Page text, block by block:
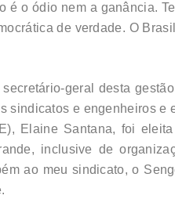
o ódio nem a ganância.
de verdade. O
geral desta
e engenheiros e
Elaine Santana, foi
inclusive de
ao meu sindicato, o